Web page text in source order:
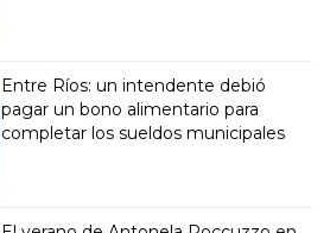
Entre Ríos: un intendente debió
pagar un bono alimentario para
completar los sueldos municipales